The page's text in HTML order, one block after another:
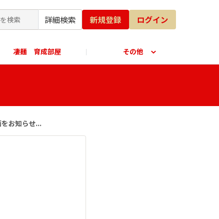
詳細検索 新規登録 ログイン
凄麺 育成部屋 その他
お知らせ...